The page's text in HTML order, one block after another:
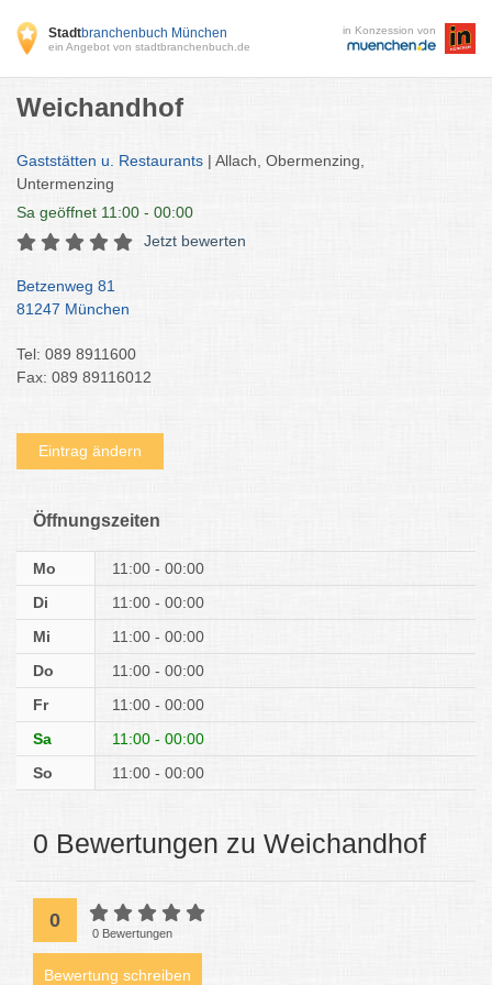
Stadtbranchenbuch München
ein Angebot von stadtbranchenbuch.de
in Konzession von
Weichandhof
Gaststätten u. Restaurants | Allach, Obermenzing,
Untermenzing
Sa geöffnet 11:00 - 00:00
Jetzt bewerten
Betzenweg 81
81247 München
Tel: 089 8911600
Fax: 089 89116012
Eintrag ändern
Öffnungszeiten
Mo
11:00 - 00:00
Di
11:00 - 00:00
Mi
11:00 - 00:00
Do
11:00 - 00:00
Fr
11:00 - 00:00
Sa
11:00 - 00:00
So
11:00 - 00:00
0 Bewertungen zu Weichandhof
0
0 Bewertungen
Bewertung schreiben